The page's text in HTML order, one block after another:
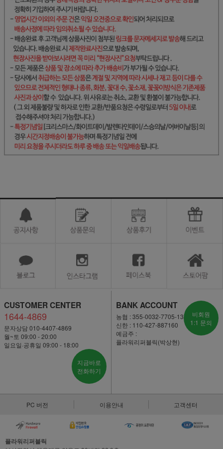
CUSTOMER CENTER
1644-4869
문자상담 010-4407-4869
월~토 09:00 - 20:00
일요일·공휴일 09:00 - 18:00
지금바로
전화하기
BANK ACCOUNT
농협 : 355-0032-7705-13
신한 : 110-427-887160
예금주 :
플라워리퍼블릭(박상현)
비회원
1:1 문의
PC 버전 이용안내 고객센터
플라워리퍼블릭